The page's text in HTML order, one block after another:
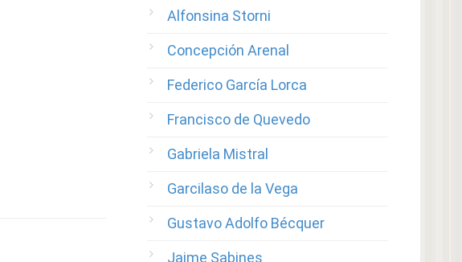
Alfonsina Storni
Concepción Arenal
Federico García Lorca
Francisco de Quevedo
Gabriela Mistral
Garcilaso de la Vega
Gustavo Adolfo Bécquer
Jaime Sabines